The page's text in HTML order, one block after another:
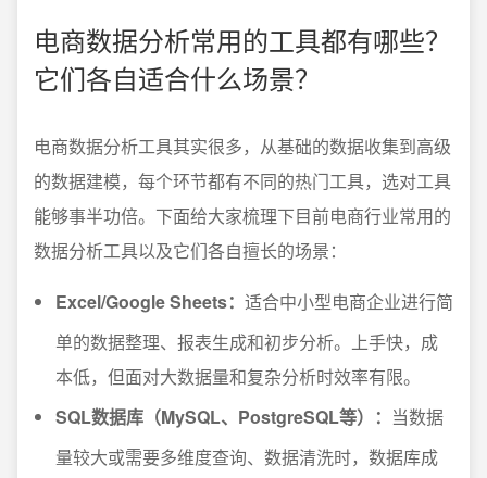
电商数据分析常用的工具都有哪些？
它们各自适合什么场景？
电商数据分析工具其实很多，从基础的数据收集到高级
的数据建模，每个环节都有不同的热门工具，选对工具
能够事半功倍。下面给大家梳理下目前电商行业常用的
数据分析工具以及它们各自擅长的场景：
Excel/Google Sheets： 适合中小型电商企业进行简
单的数据整理、报表生成和初步分析。上手快，成
本低，但面对大数据量和复杂分析时效率有限。
SQL数据库（MySQL、PostgreSQL等）： 当数据
量较大或需要多维度查询、数据清洗时，数据库成